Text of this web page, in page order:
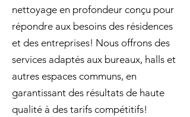
nettoyage en profondeur conçu pour
répondre aux besoins des résidences
et des entreprises! Nous offrons des
services adaptés aux bureaux, halls et
autres espaces communs, en
garantissant des résultats de haute
qualité à des tarifs compétitifs!